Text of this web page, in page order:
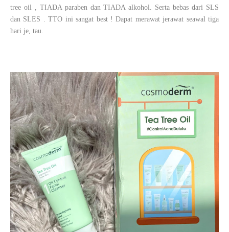
tree oil , TIADA paraben dan TIADA alkohol. Serta bebas dari SLS
dan SLES . TTO ini sangat best ! Dapat merawat jerawat seawal tiga
hari je, tau.